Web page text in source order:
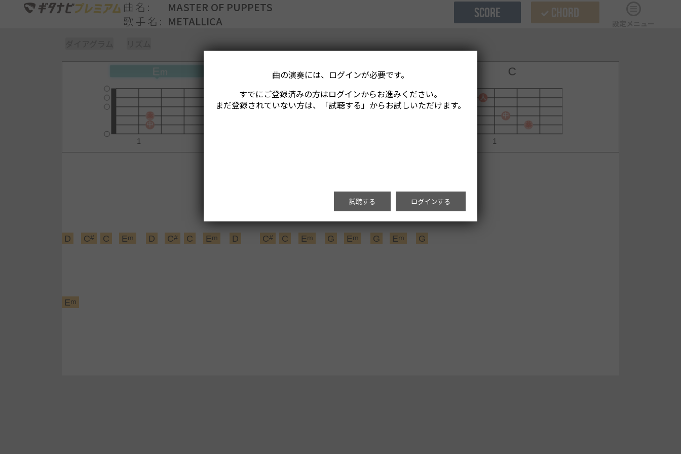
曲名
MASTER OF PUPPETS
歌手名
METALLICA
SCORE CHORD
曲の演奏には、ログインが必要です。
すでにご登録済みの方はログインからお進みください。
まだ登録されていない方は、「試聴する」からお試しいただけます。
試聴する ログインする